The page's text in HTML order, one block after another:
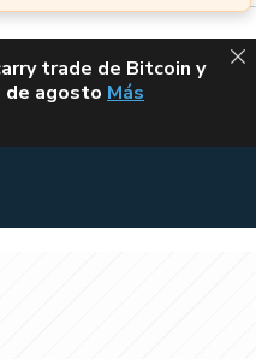
trade de Bitcoin y
de agosto VUELVE EL
Más